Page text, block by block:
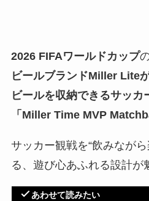
2026 FIFAワールドカップ
ビールブランドMiller Lite
ビールを収納できるサッカ
「Miller Time MVP
サッカー観戦を“飲みなが
る、遊び心あふれる設計が
あわせて読みたい